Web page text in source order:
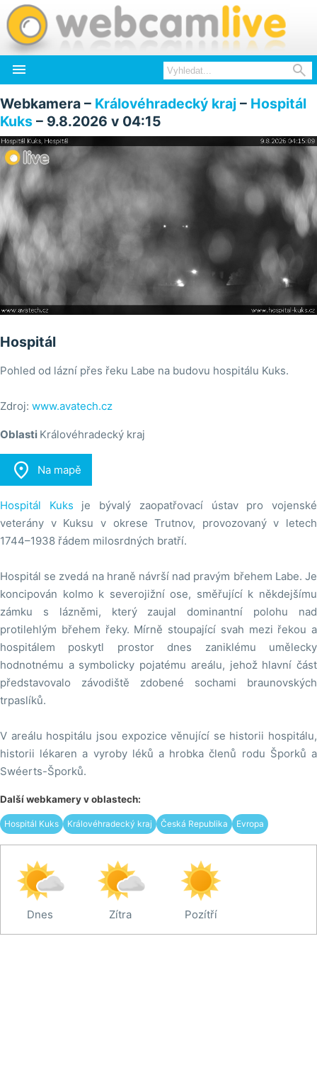
 
Webkamera – Královéhradecký kraj – Hospitál
Kuks – 9.8.2026 v 04:15
Hospitál
Pohled od lázní přes řeku Labe na budovu hospitálu Kuks.
Zdroj: www.avatech.cz
Oblasti Královéhradecký kraj
 Na mapě
Hospitál Kuks je bývalý zaopatřovací ústav pro vojenské
veterány v Kuksu v okrese Trutnov, provozovaný v letech
1744–1938 řádem milosrdných bratří.
Hospitál se zvedá na hraně návrší nad pravým břehem Labe. Je
koncipován kolmo k severojižní ose, směřující k někdejšímu
zámku s lázněmi, který zaujal dominantní polohu nad
protilehlým břehem řeky. Mírně stoupající svah mezi řekou a
hospitálem poskytl prostor dnes zaniklému umělecky
hodnotnému a symbolicky pojatému areálu, jehož hlavní část
představovalo závodiště zdobené sochami braunovských
trpaslíků.
V areálu hospitálu jsou expozice věnující se historii hospitálu,
historii lékaren a vyroby léků a hrobka členů rodu Šporků a
Swéerts-Šporků.
Další webkamery v oblastech:
Hospitál Kuks Královéhradecký kraj Česká Republika Evropa
Dnes Zítra Pozítří